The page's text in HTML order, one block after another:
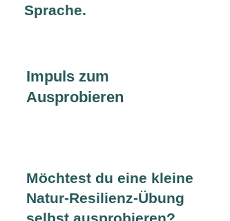
Sprache.
Impuls zum
Ausprobieren
Möchtest du eine kleine
Natur-Resilienz-Übung